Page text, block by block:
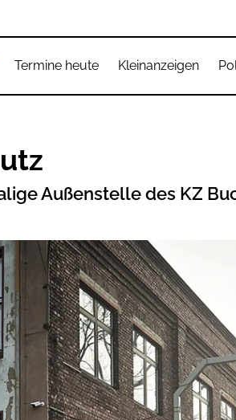
Termine heute Kleinanzeigen
Außenstelle des KZ